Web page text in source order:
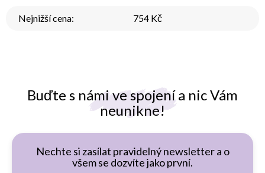
Buďte s námi ve spojení a nic Vám
neunikne!
Nechte si zasílat pravidelný newsletter a o
všem se dozvíte jako první.
Nejnižší cena: 754 Kč